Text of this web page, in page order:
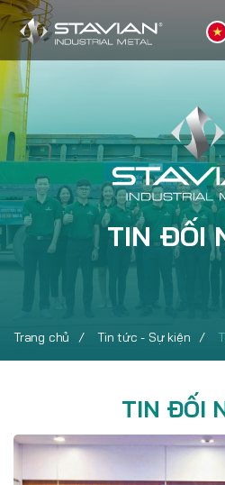
Trang chủ Tin tức - Sự kiện
TIN ĐỐI
TIN ĐỐI